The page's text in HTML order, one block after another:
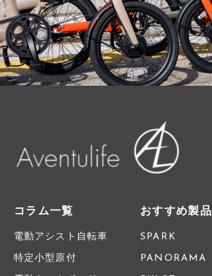
コラム一覧
電動アシスト自転車
特定小型原付
おすすめ製品
SPARK
PANORAMA